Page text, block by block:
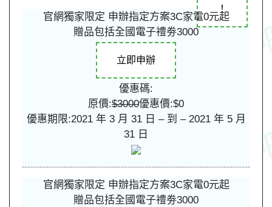
！
官網獨家限定 申辦指定方案3C家電0元起
贈品包括全國電子禮劵3000
立即申辦
優惠碼:
原價:$3000優惠價:$0
優惠期限:2021 年 3 月 31 日 – 到 – 2021 年 5 月
31 日
官網獨家限定 申辦指定方案3C家電0元起
贈品包括全國電子禮劵3000